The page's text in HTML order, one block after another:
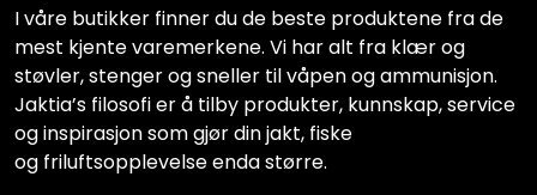
I våre butikker finner du de beste produktene fra de
mest kjente varemerkene. Vi har alt fra klær og
støvler, stenger og sneller til våpen og ammunisjon.
Jaktia’s filosofi er å tilby produkter, kunnskap, service
og inspirasjon som gjør din jakt, fiske
og friluftsopplevelse enda større.